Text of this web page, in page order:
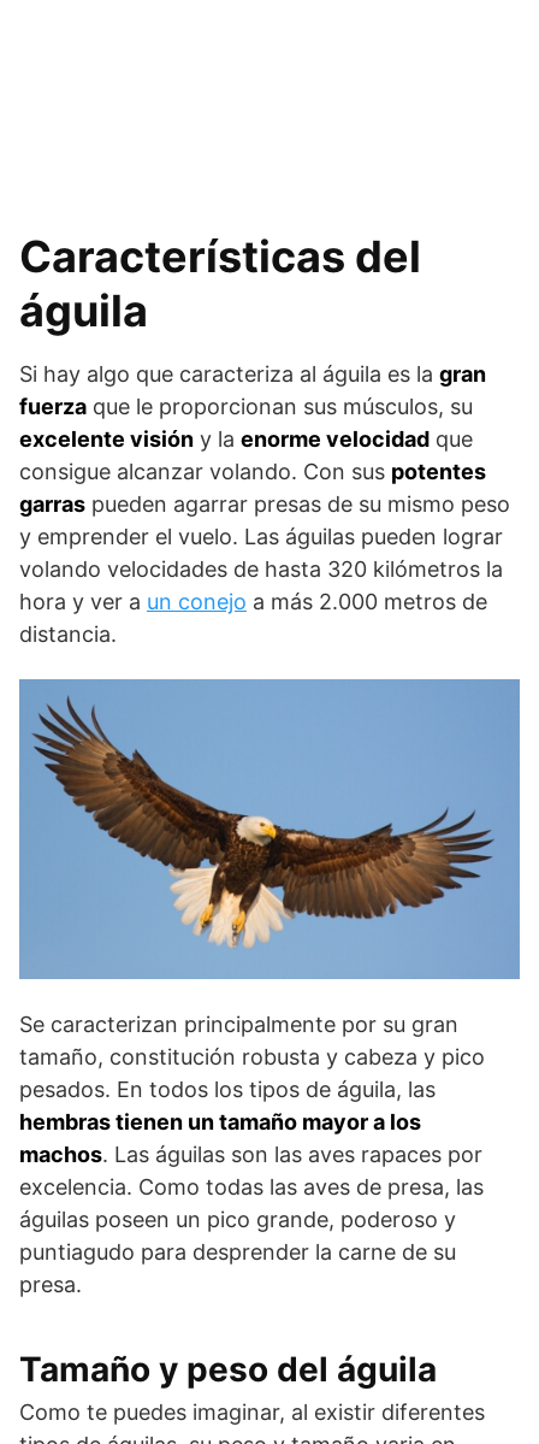
Características del
águila
Si hay algo que caracteriza al águila es la gran
fuerza que le proporcionan sus músculos, su
excelente visión y la enorme velocidad que
consigue alcanzar volando. Con sus potentes
garras pueden agarrar presas de su mismo peso
y emprender el vuelo. Las águilas pueden lograr
volando velocidades de hasta 320 kilómetros la
hora y ver a un conejo a más 2.000 metros de
distancia.
Se caracterizan principalmente por su gran
tamaño, constitución robusta y cabeza y pico
pesados. En todos los tipos de águila, las
hembras tienen un tamaño mayor a los
machos. Las águilas son las aves rapaces por
excelencia. Como todas las aves de presa, las
águilas poseen un pico grande, poderoso y
puntiagudo para desprender la carne de su
presa.
Tamaño y peso del águila
Como te puedes imaginar, al existir diferentes